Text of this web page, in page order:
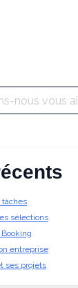
sélections
entreprise
ses projets